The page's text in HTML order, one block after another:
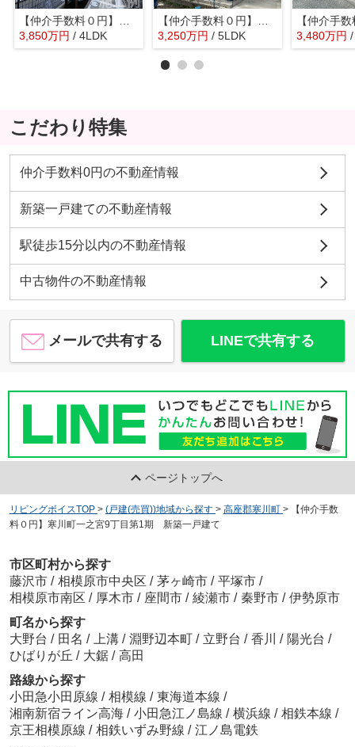
【仲介手数料０円】寒川町宮山4期 新築一戸建て
3,850万円 / 4LDK
【仲介手数料０円】寒川町一之宮2丁目 中古一戸建て
3,250万円 / 5LDK 3,480万円
こだわり特集
仲介手数料0円の不動産情報
新築一戸建ての不動産情報
駅徒歩15分以内の不動産情報
中古物件の不動産情報
メールで共有する LINEで共有する
ページトップへ
リビングボイスTOP > (戸建(売買))地域から探す > 高座郡寒川町 >
【仲介手数
料０円】寒川町一之宮9丁目第1期 新築一戸建て
市区町村から探す
藤沢市 / 相模原市中央区 / 茅ヶ崎市 / 平塚市 /
相模原市南区 / 厚木市 / 座間市 / 綾瀬市 / 秦野市 / 伊勢原市
町名から探す
大野台 / 田名 / 上溝 / 淵野辺本町 / 立野台 / 香川 / 陽光台 /
ひばりが丘 / 大鋸 / 高田
路線から探す
小田急小田原線 / 相模線 / 東海道本線 /
湘南新宿ライン高海 / 小田急江ノ島線 / 横浜線 / 相鉄本線 /
京王相模原線 / 相鉄いずみ野線 / 江ノ島電鉄